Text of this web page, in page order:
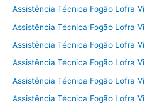
Assistência Técnica Fogão Lofra
Assistência Técnica Fogão Lofra
Assistência Técnica Fogão Lofra
Assistência Técnica Fogão Lofra
Assistência Técnica Fogão Lofra
Assistência Técnica Fogão Lofra